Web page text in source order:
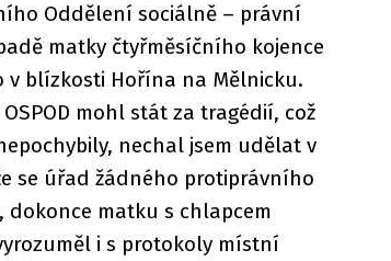
Oddělení sociálně – právní
matky čtyřměsíčního kojence
v blízkosti Hořína na Mělnicku.
mohl stát za tragédií, což
nechal jsem udělat v
se úřad žádného protiprávního
matku s chlapcem
i s protokoly místní